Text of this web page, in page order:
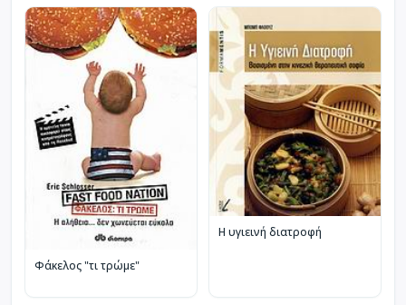
Φάκελος "τι τρώμε"
Η υγιεινή διατροφή